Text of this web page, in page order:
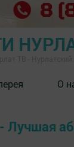
О
Лучшая